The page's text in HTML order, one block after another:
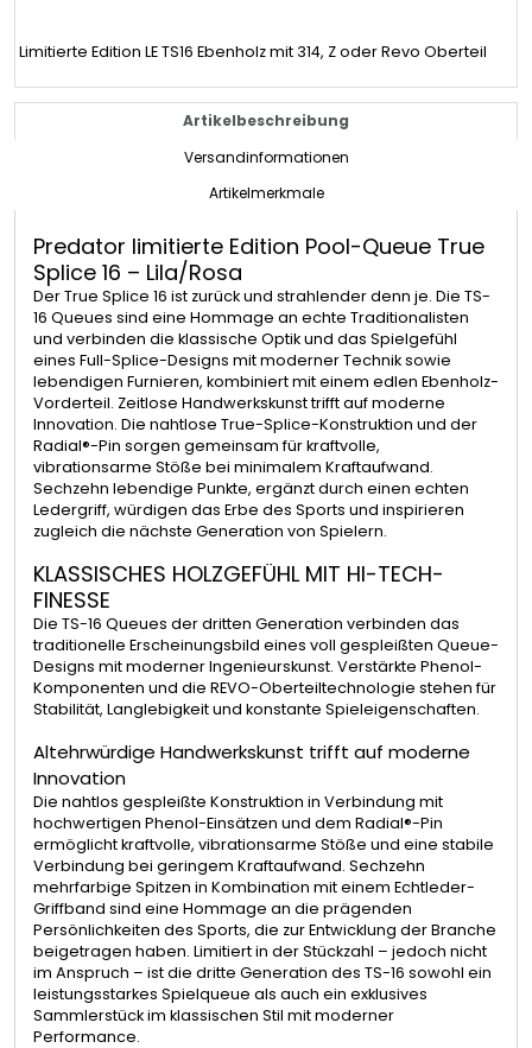
Limitierte Edition LE TS16 Ebenholz mit 314, Z oder Revo Oberteil
Artikelbeschreibung
Versandinformationen
Artikelmerkmale
Predator limitierte Edition Pool-Queue True
Splice 16 – Lila/Rosa
Der True Splice 16 ist zurück und strahlender denn je. Die TS-
16 Queues sind eine Hommage an echte Traditionalisten
und verbinden die klassische Optik und das Spielgefühl
eines Full-Splice-Designs mit moderner Technik sowie
lebendigen Furnieren, kombiniert mit einem edlen Ebenholz-
Vorderteil. Zeitlose Handwerkskunst trifft auf moderne
Innovation. Die nahtlose True-Splice-Konstruktion und der
Radial®-Pin sorgen gemeinsam für kraftvolle,
vibrationsarme Stöße bei minimalem Kraftaufwand.
Sechzehn lebendige Punkte, ergänzt durch einen echten
Ledergriff, würdigen das Erbe des Sports und inspirieren
zugleich die nächste Generation von Spielern.
KLASSISCHES HOLZGEFÜHL MIT HI-TECH-
FINESSE
Die TS-16 Queues der dritten Generation verbinden das
traditionelle Erscheinungsbild eines voll gespleißten Queue-
Designs mit moderner Ingenieurskunst. Verstärkte Phenol-
Komponenten und die REVO-Oberteiltechnologie stehen für
Stabilität, Langlebigkeit und konstante Spieleigenschaften.
Altehrwürdige Handwerkskunst trifft auf moderne
Innovation
Die nahtlos gespleißte Konstruktion in Verbindung mit
hochwertigen Phenol-Einsätzen und dem Radial®-Pin
ermöglicht kraftvolle, vibrationsarme Stöße und eine stabile
Verbindung bei geringem Kraftaufwand. Sechzehn
mehrfarbige Spitzen in Kombination mit einem Echtleder-
Griffband sind eine Hommage an die prägenden
Persönlichkeiten des Sports, die zur Entwicklung der Branche
beigetragen haben. Limitiert in der Stückzahl – jedoch nicht
im Anspruch – ist die dritte Generation des TS-16 sowohl ein
leistungsstarkes Spielqueue als auch ein exklusives
Sammlerstück im klassischen Stil mit moderner
Performance.